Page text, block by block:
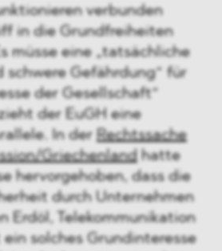
verbunden
in die Grundfreiheiten
müsse eine „tatsächliche
schwere Gefährdung“ für
der Gesellschaft“
der EuGH eine
In der Rechtssache
Griechenland hatte
hervorgehoben, dass die
durch Unternehmen
Erdöl, Telekommunikation
solches Grundinteresse